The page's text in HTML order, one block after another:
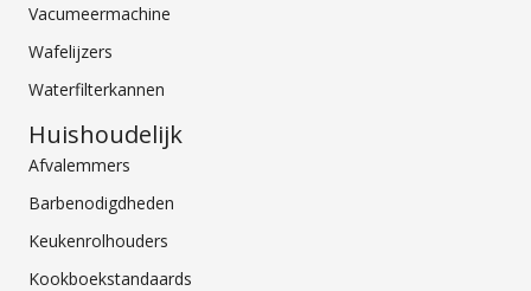
Vacumeermachine
Wafelijzers
Waterfilterkannen
Huishoudelijk
Afvalemmers
Barbenodigdheden
Keukenrolhouders
Kookboekstandaards